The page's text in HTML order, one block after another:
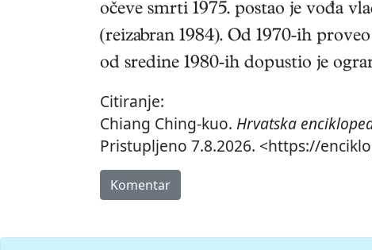
očeve smrti 1975. postao je vođa
(reizabran 1984). Od 1970-ih
od sredine 1980-ih dopustio je
Citiranje:
Chiang Ching-kuo. Hrvatska
Pristupljeno 7.8.2026. <https://
Komentar